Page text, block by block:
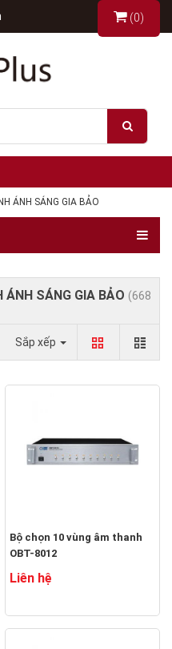
(0)
ÁNH SÁNG GIA BẢO
SÁNG GIA BẢO (668
Sắp xếp
Bộ chọn 10 vùng âm thanh
OBT-8012
Liên hệ